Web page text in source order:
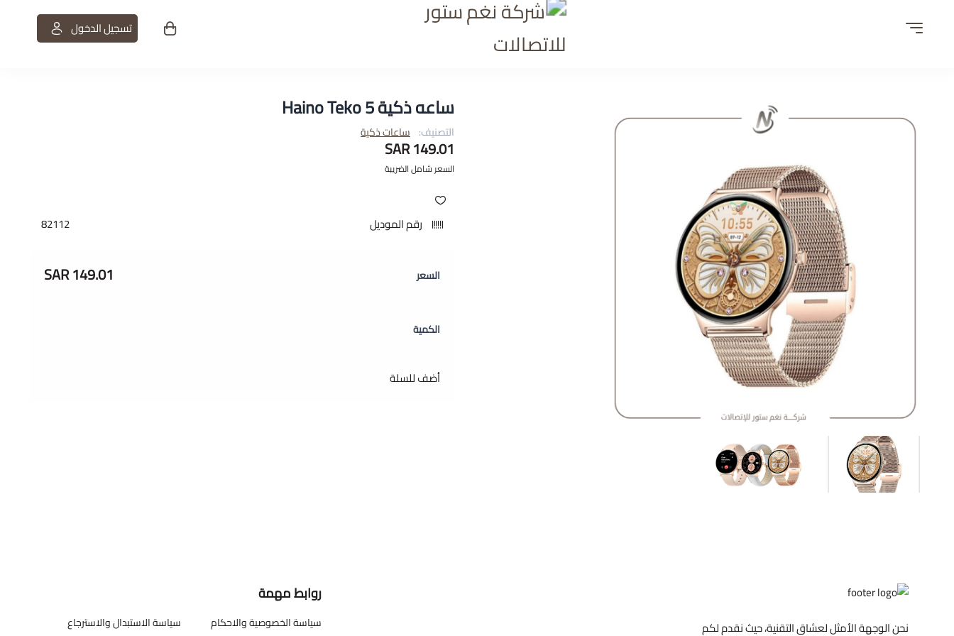
شركة نغم ستور للاتصالات تسجيل الدخول
ساعه ذكية Haino Teko 5
التصنيف: ساعات ذكية
149.01 SAR
السعر شامل الضريبة
رقم الموديل 82112
السعر 149.01 SAR
الكمية
أضف للسلة
نحن الوجهة الأمثل لعشاق التقنية، حيث نقدم لكم
روابط مهمة
سياسة الخصوصية والاحكام
سياسة الاستبدال والاسترجاع